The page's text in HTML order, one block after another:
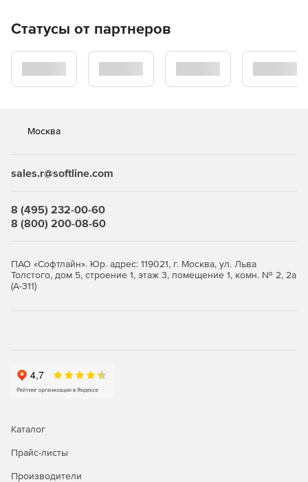
помощью системы централизованного управления.
Обнаружение и блокирование руткитов. Защита
памяти и проверка модулей на уровне ядра наряду с
изменение важных файлов или сохранение
Автоматическое обновление сигнатур и платформы
защищенном режиме. Автоматическая фоновая
загрузка файлов не мешает работе компьютера.
Policy Manager. Благодаря интеграции с системой
централизованного управления F-Secure Policy
Web-интерфейс пользователя.
фильтрацию интернет-трафика, предотвращает
несанкционированный доступ к серверам в сети и
Статусы от партнеров
Москва
sales.r@softline.com
8 (495) 232-00-60
8 (800) 200-08-60
ПАО «Софтлайн». Юр. адрес: 119021, г. Москва, ул. Льва
Толстого, дом 5, строение 1, этаж 3, помещение 1, комн. № 2, 2а
(А-311)
Каталог
Прайс-листы
Производители